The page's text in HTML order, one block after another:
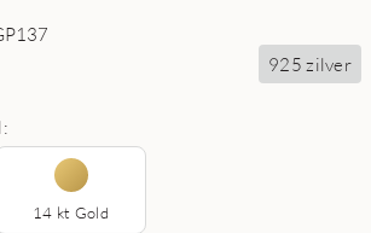
925 zilver
14 kt Gold